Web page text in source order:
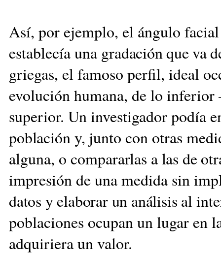
Así, por ejemplo, el ángulo
establecía una gradación que va
griegas, el famoso perfil, ideal
evolución humana, de lo
superior. Un investigador podía
población y, junto con otras
alguna, o compararlas a las de
impresión de una medida sin
datos y elaborar un análisis al
poblaciones ocupan un lugar en
adquiriera un valor.